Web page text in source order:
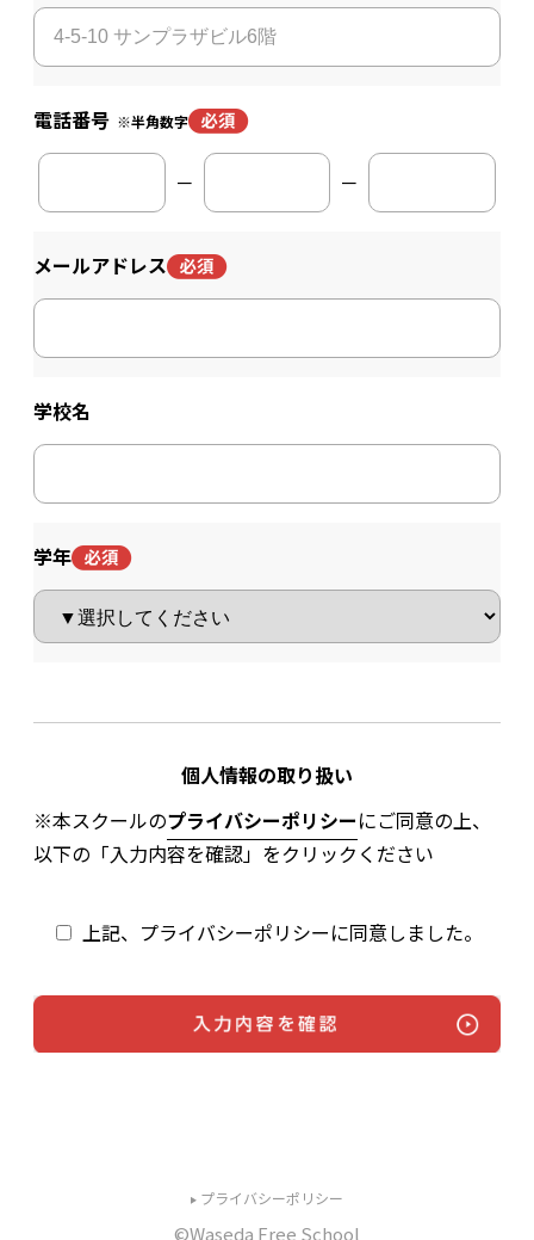
電話番号 ※半角数字
－ －
メールアドレス
学校名
学年
個人情報の取り扱い
※本スクールのプライバシーポリシーにご同意の上、
以下の「入力内容を確認」をクリックください
上記、プライバシーポリシーに同意しました。
プライバシーポリシー
©Waseda Free School